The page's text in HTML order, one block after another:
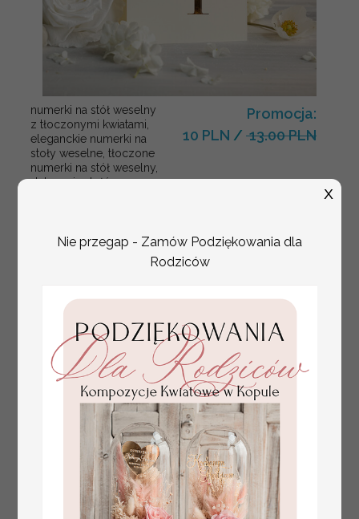
numerki na stół weselny
z tłoczonymi kwiatami,
eleganckie numerki na
stoły weselne, tłoczone
numerki na stół weselny,
dekoracja stołów
Promocja:
10 PLN / 13.00 PLN
Nie przegap - Zamów Podziękowania dla
Rodziców
X